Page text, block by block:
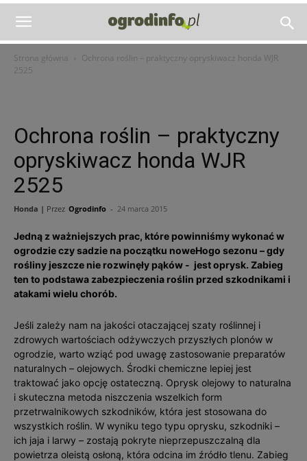
Strona główna
Ochrona roślin – praktyczny opryskiwacz honda WJR
2525
Ochrona roślin – praktyczny
opryskiwacz honda WJR
2525
Honda | Przez Ogrodinfo - 24 marca 2015
Jedną z ważniejszych prac, które powinniśmy wykonać w
ogrodzie czy sadzie na początku noweHogo sezonu – gdy
rośliny jeszcze nie rozwinęły pąków - jest oprysk. Zabieg
ten to podstawa zabezpieczenia roślin przed szkodnikami i
atakami wielu chorób.
Jeśli zależy nam na jakości otaczającej szaty roślinnej i
zdrowych wartościach odżywczych przyszłych plonów w
ogrodzie, warto wziąć pod uwagę zastosowanie preparatów
naturalnych – olejowych. Środki chemiczne lepiej jest
traktować jako opcję ostateczną. Oprysk olejowy to naturalna
i skuteczna metoda niszczenia wszelkich form
przetrwalnikowych szkodników, która jest stosowana do
wszystkich roślin. W wyniku tego typu oprysku, szkodniki –
ich jaja i larwy – zostają pokryte nieprzepuszczalną dla
powietrza oleistą osłoną, która odcina im źródło tlenu. Zabieg